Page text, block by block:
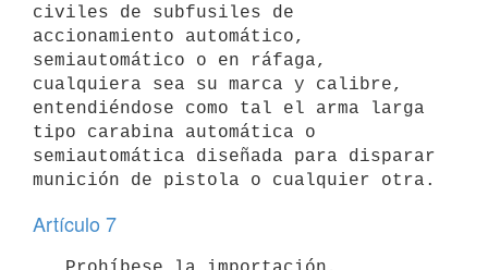
civiles de subfusiles de
accionamiento automático,
semiautomático o en ráfaga,
cualquiera sea su marca y calibre,
entendiéndose como tal el arma larga
tipo carabina automática o
semiautomática diseñada para disparar
Artículo 7